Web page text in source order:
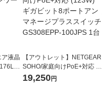
ア液晶
ート
【アウトレット】NETGEAR
SOHO/家庭向けPoE+対応 (1
23W) ギガビット8ポートア
19,250円